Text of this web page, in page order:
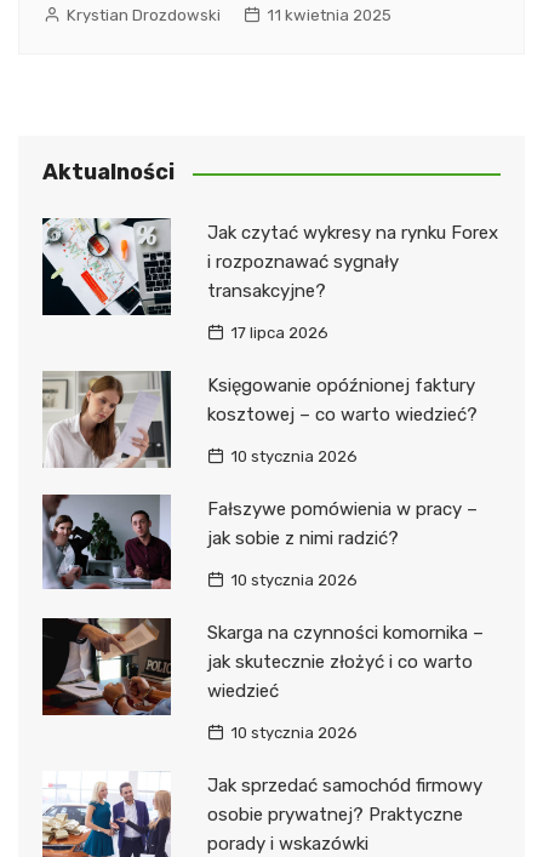
Krystian Drozdowski 11 kwietnia 2025
Aktualności
Jak czytać wykresy na rynku Forex
i rozpoznawać sygnały
transakcyjne?
17 lipca 2026
Księgowanie opóźnionej faktury
kosztowej – co warto wiedzieć?
10 stycznia 2026
Fałszywe pomówienia w pracy –
jak sobie z nimi radzić?
10 stycznia 2026
Skarga na czynności komornika –
jak skutecznie złożyć i co warto
wiedzieć
10 stycznia 2026
Jak sprzedać samochód firmowy
osobie prywatnej? Praktyczne
porady i wskazówki